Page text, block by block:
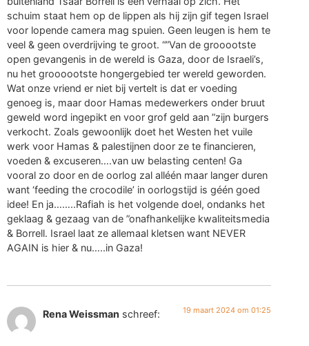
schuim staat hem op de lippen als hij zijn gif tegen Israel
voor lopende camera mag spuien. Geen leugen is hem te
veel & geen overdrijving te groot. “”Van de grooootste
open gevangenis in de wereld is Gaza, door de Israeli’s,
nu het groooootste hongergebied ter wereld geworden.
Wat onze vriend er niet bij vertelt is dat er voeding
genoeg is, maar door Hamas medewerkers onder bruut
geweld word ingepikt en voor grof geld aan ”zijn burgers
verkocht. Zoals gewoonlijk doet het Westen het vuile
werk voor Hamas & palestijnen door ze te financieren,
voeden & excuseren….van uw belasting centen! Ga
vooral zo door en de oorlog zal alléén maar langer duren
want ‘feeding the crocodile’ in oorlogstijd is géén goed
idee! En ja……..Rafiah is het volgende doel, ondanks het
geklaag & gezaag van de ”onafhankelijke kwaliteitsmedia
& Borrell. Israel laat ze allemaal kletsen want NEVER
AGAIN is hier & nu…..in Gaza!
Rena Weissman schreef: 19 maart 2024 om 01:25